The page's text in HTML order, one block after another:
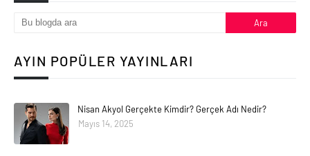
AYIN POPÜLER YAYINLARI
Nisan Akyol Gerçekte Kimdir? Gerçek Adı Nedir?
Mayıs 14, 2025